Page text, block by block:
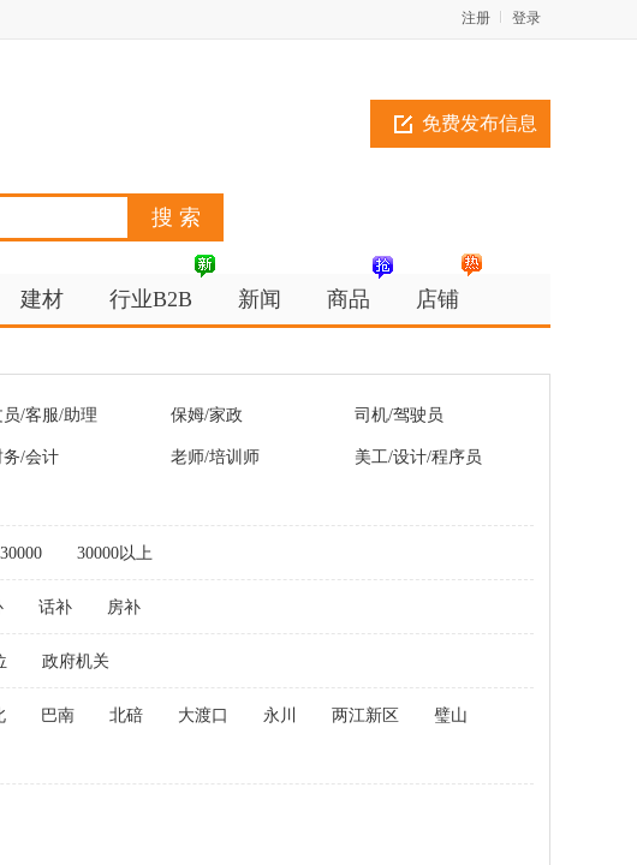
登录
注册
免费发布信息
建材 行业B2B 新闻 商品 店铺
员/客服/助理 保姆/家政 司机/驾驶员
务/会计 老师/培训师 美工/设计/程序员
30000以上
话补 房补
政府机关
巴南 北碚 大渡口 永川 两江新区 璧山